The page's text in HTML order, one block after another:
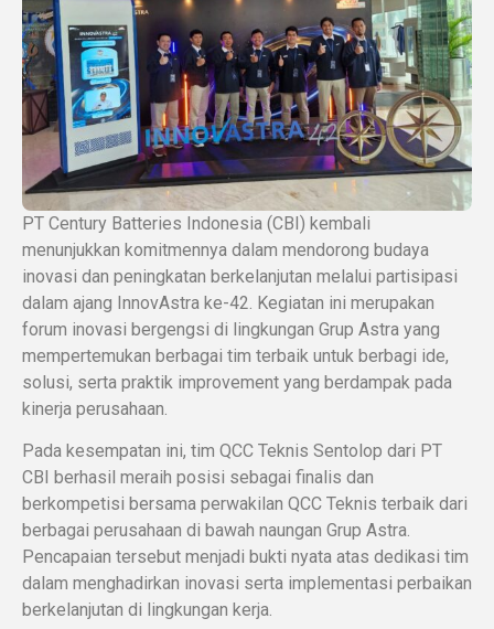
PT Century Batteries Indonesia (CBI) kembali
menunjukkan komitmennya dalam mendorong budaya
inovasi dan peningkatan berkelanjutan melalui partisipasi
dalam ajang InnovAstra ke-42. Kegiatan ini merupakan
forum inovasi bergengsi di lingkungan Grup Astra yang
mempertemukan berbagai tim terbaik untuk berbagi ide,
solusi, serta praktik improvement yang berdampak pada
kinerja perusahaan.
Pada kesempatan ini, tim QCC Teknis Sentolop dari PT
CBI berhasil meraih posisi sebagai finalis dan
berkompetisi bersama perwakilan QCC Teknis terbaik dari
berbagai perusahaan di bawah naungan Grup Astra.
Pencapaian tersebut menjadi bukti nyata atas dedikasi tim
dalam menghadirkan inovasi serta implementasi perbaikan
berkelanjutan di lingkungan kerja.